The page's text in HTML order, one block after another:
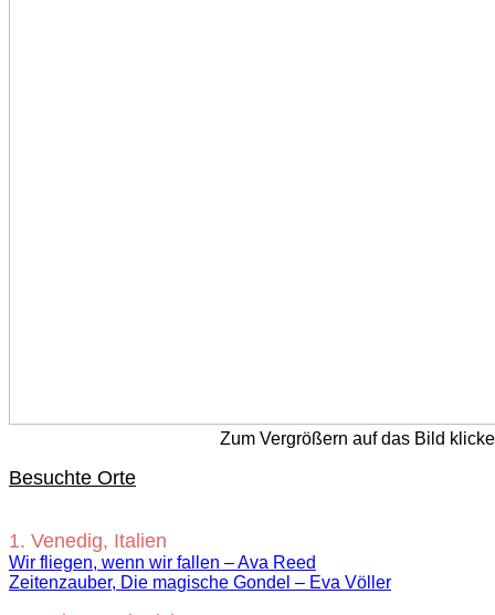
Zum Vergrößern auf das Bild
Besuchte Orte
1. Venedig, Italien
Wir fliegen, wenn wir fallen – Ava Reed
Zeitenzauber, Die magische Gondel – Eva Völler